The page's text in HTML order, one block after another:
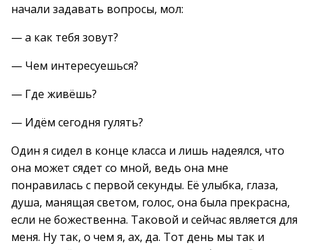
начали задавать вопросы, мол:
— а как тебя зовут?
— Чем интересуешься?
— Где живёшь?
— Идём сегодня гулять?
Один я сидел в конце класса и лишь надеялся, что
она может сядет со мной, ведь она мне
понравилась с первой секунды. Её улыбка, глаза,
душа, манящая светом, голос, она была прекрасна,
если не божественна. Таковой и сейчас является для
меня. Ну так, о чем я, ах, да. Тот день мы так и